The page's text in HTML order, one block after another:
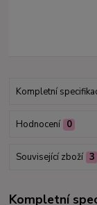
Kompletní
Hodnocení 0
Související zboží 3
Kompletní